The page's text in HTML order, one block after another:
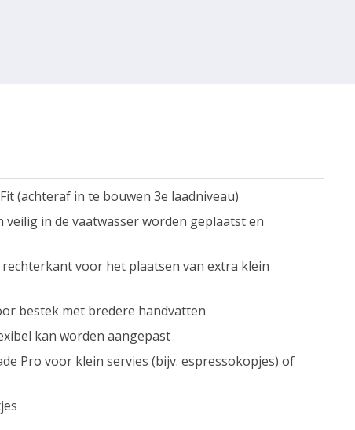
(achteraf in te bouwen 3e laadniveau)
in de vaatwasser worden geplaatst en
voor het plaatsen van extra klein
bestek met bredere handvatten
kan worden aangepast
Pro voor klein servies (bijv. espressokopjes) of